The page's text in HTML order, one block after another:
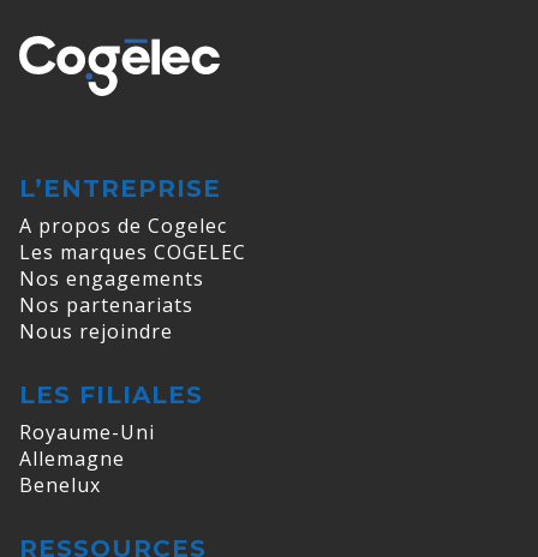
L’ENTREPRISE
A propos de Cogelec
Les marques COGELEC
Nos engagements
Nos partenariats
Nous rejoindre
LES FILIALES
Royaume-Uni
Allemagne
Benelux
RESSOURCES